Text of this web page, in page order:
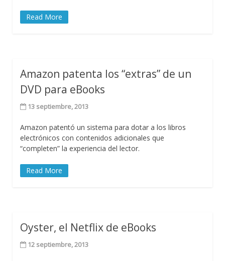
Read More
Amazon patenta los “extras” de un
DVD para eBooks
13 septiembre, 2013
Amazon patentó un sistema para dotar a los libros
electrónicos con contenidos adicionales que
“completen” la experiencia del lector.
Read More
Oyster, el Netflix de eBooks
12 septiembre, 2013